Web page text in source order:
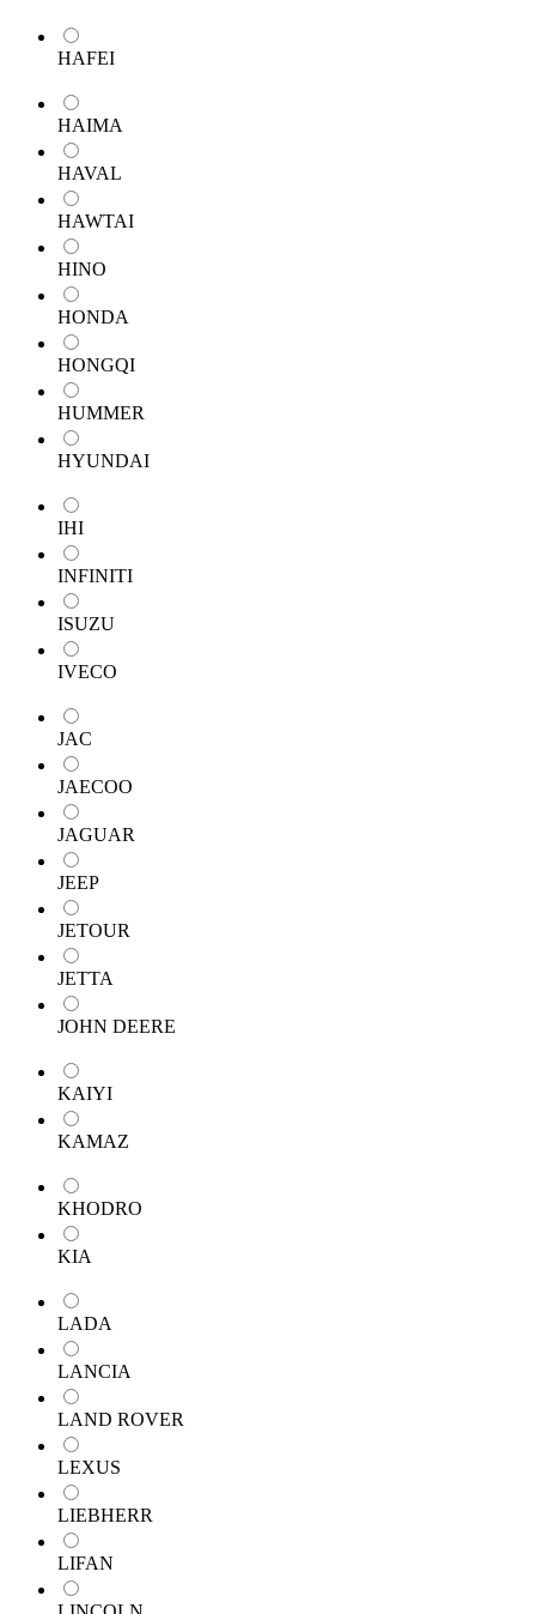
HAFEI
HAIMA
HAVAL
HAWTAI
HINO
HONDA
HONGQI
HUMMER
HYUNDAI
IHI
INFINITI
ISUZU
IVECO
JAC
JAECOO
JAGUAR
JEEP
JETOUR
JETTA
JOHN DEERE
KAIYI
KAMAZ
KHODRO
KIA
LADA
LANCIA
LAND ROVER
LEXUS
LIEBHERR
LIFAN